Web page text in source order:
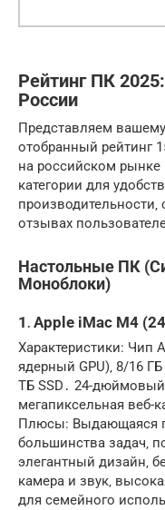
Рейтинг ПК
России
Представляем
отобранный рейтинг
на российском рынке
категории для
отзывах
Настольные ПК
Моноблоки)
1․ Apple iMac M4
Характеристики: Чип
ядерный GPU)‚ 8/16
ТБ SSD․ 24-дюймовый
мегапиксельная веб-
Плюсы: Выдающаяся
большинства задач‚
элегантный дизайн‚
камера и звук‚
для семейного